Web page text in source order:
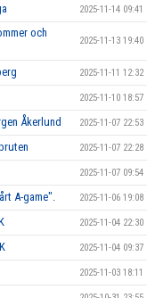
2025-11-14 09:41
och
2025-11-13 19:40
2025-11-11 12:32
2025-11-10 18:57
Åkerlund 2025-11-07 22:53
2025-11-07 22:28
2025-11-07 09:54
A-game". 2025-11-06 19:08
2025-11-04 22:30
2025-11-04 09:37
2025-11-03 18:11